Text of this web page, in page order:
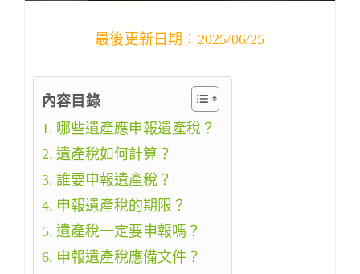
最後更新日期：2025/06/25
內容目錄
哪些遺產應申報遺產稅？
遺產稅如何計算？
誰要申報遺產稅？
申報遺產稅的期限？
遺產稅一定要申報嗎？
申報遺產稅應備文件？